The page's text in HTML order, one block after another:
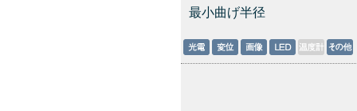
最小曲げ半径